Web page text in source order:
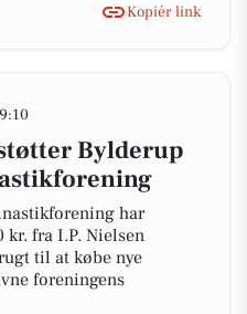
Kopiér link
Bylderup
har
kr. fra I.P. Nielsen
til at købe nye
foreningens